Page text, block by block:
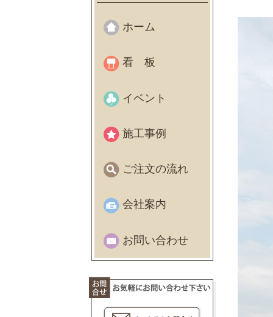
ホーム
看板
イベント
施工事例
ご注文の流れ
会社案内
お問い合わせ